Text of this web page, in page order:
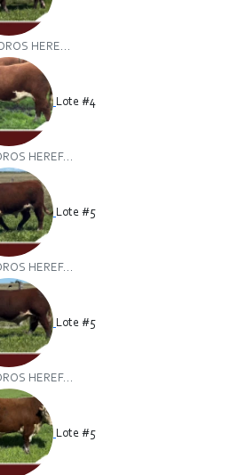
HERE...
Lote #4
HEREF...
Lote #5
HEREF...
Lote #5
HEREF...
Lote #5